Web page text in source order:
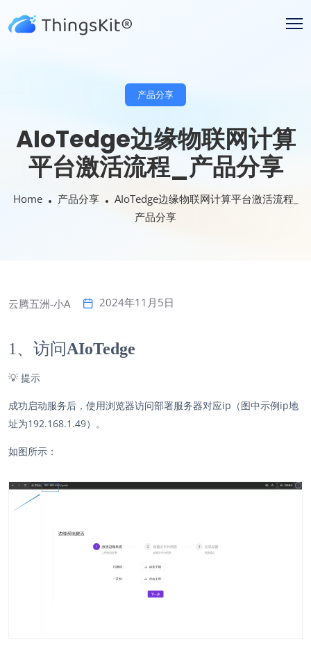
产品分享
AIoTedge边缘物联网计算
平台激活流程_产品分享
Home 产品分享
AIoTedge边缘物联网计算平台激活流程_
产品分享
云腾五洲-小A 2024年11月5日
1、访问AIoTedge
💡 提示
成功启动服务后，使用浏览器访问部署服务器对应ip（图中示例ip地
址为192.168.1.49）。
如图所示：